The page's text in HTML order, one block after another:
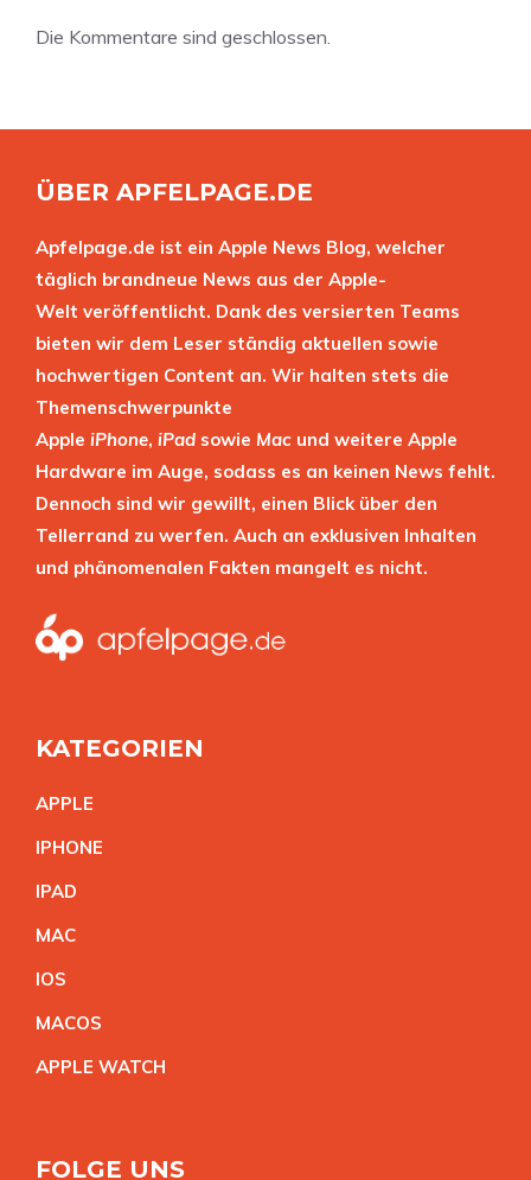
Die Kommentare sind geschlossen.
ÜBER APFELPAGE.DE
Apfelpage.de ist ein Apple News Blog, welcher
täglich brandneue News aus der Apple-
Welt veröffentlicht. Dank des versierten Teams
bieten wir dem Leser ständig aktuellen sowie
hochwertigen Content an. Wir halten stets die
Themenschwerpunkte
Apple iPhone, iPad sowie Mac und weitere Apple
Hardware im Auge, sodass es an keinen News fehlt.
Dennoch sind wir gewillt, einen Blick über den
Tellerrand zu werfen. Auch an exklusiven Inhalten
und phänomenalen Fakten mangelt es nicht.
KATEGORIEN
APPLE
IPHONE
IPAD
MAC
IOS
MACOS
APPLE WATCH
FOLGE UNS